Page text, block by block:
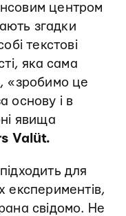
центром
згадки
текстові
яка сама
«зробимо це
основу і в
явища
Valüt.
для
експериментів,
свідомо. Не